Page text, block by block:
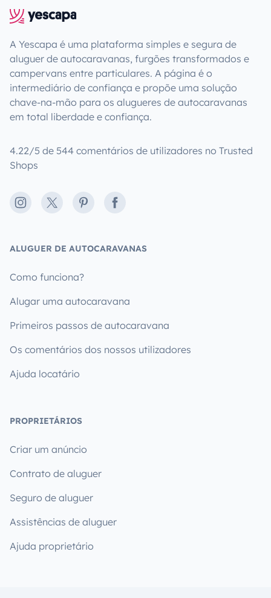
A Yescapa é uma plataforma simples e segura de
aluguer de autocaravanas, furgões transformados e
campervans entre particulares. A página é o
intermediário de confiança e propõe uma solução
chave-na-mão para os alugueres de autocaravanas
em total liberdade e confiança.
4.22/5 de 544 comentários de utilizadores no Trusted
Shops
Instagram
X PinterestFacebook
ALUGUER DE AUTOCARAVANAS
Como funciona?
Alugar uma autocaravana
Primeiros passos de autocaravana
Os comentários dos nossos utilizadores
Ajuda locatário
PROPRIETÁRIOS
Criar um anúncio
Contrato de aluguer
Seguro de aluguer
Assistências de aluguer
Ajuda proprietário